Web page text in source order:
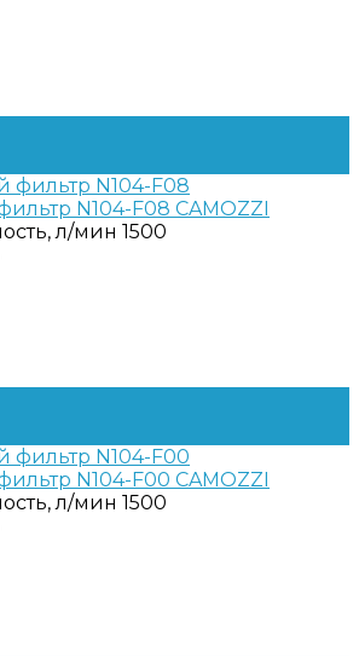
N104-F08 CAMOZZI
л/мин 1500
N104-F00 CAMOZZI
л/мин 1500